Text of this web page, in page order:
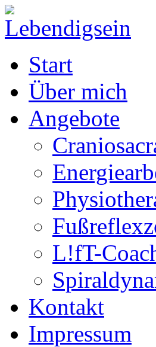
Start
Über mich
Angebote
L!fT-
Kontakt
Impressum